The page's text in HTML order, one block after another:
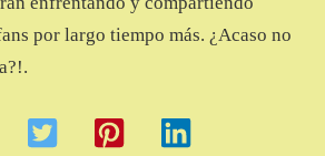
por largo tiempo más. ¿Acaso no